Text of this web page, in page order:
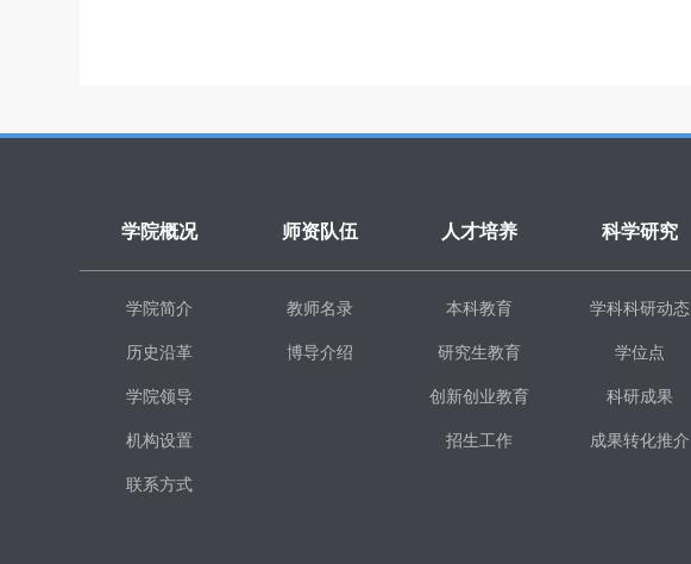
学院概况
学院简介
历史沿革
学院领导
机构设置
联系方式
师资队伍
教师名录
博导介绍
人才培养
本科教育
研究生教育
创新创业教育
招生工作
科学研究
学科科研动态
学位点
科研成果
成果转化推介